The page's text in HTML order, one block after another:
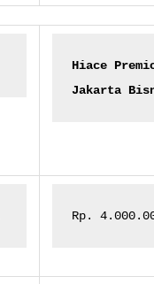
Hiace
Jakarta
Rp.